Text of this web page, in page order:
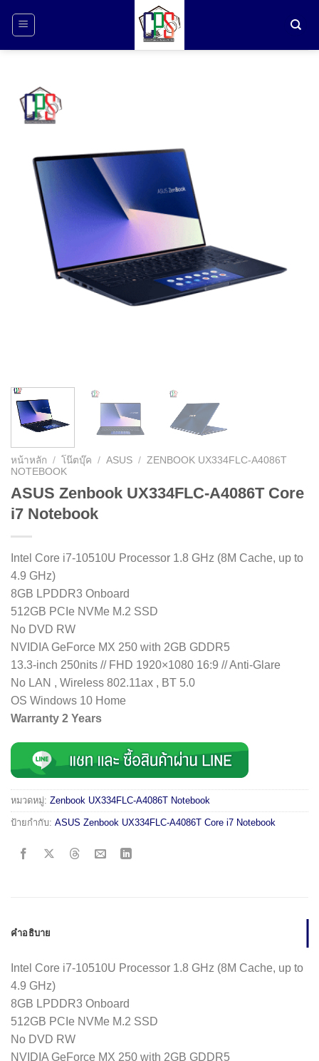
หน้าหลัก / โน๊ตบุ๊ค / ASUS / ZENBOOK UX334FLC-A4086T
NOTEBOOK
ASUS Zenbook UX334FLC-A4086T Core
i7 Notebook
Intel Core i7-10510U Processor 1.8 GHz (8M Cache, up to
4.9 GHz)
8GB LPDDR3 Onboard
512GB PCIe NVMe M.2 SSD
No DVD RW
NVIDIA GeForce MX 250 with 2GB GDDR5
13.3-inch 250nits // FHD 1920×1080 16:9 // Anti-Glare
No LAN , Wireless 802.11ax , BT 5.0
OS Windows 10 Home
Warranty 2 Years
หมวดหมู่: Zenbook UX334FLC-A4086T Notebook
ป้ายกำกับ: ASUS Zenbook UX334FLC-A4086T Core i7 Notebook
คำอธิบาย
Intel Core i7-10510U Processor 1.8 GHz (8M Cache, up to
4.9 GHz)
8GB LPDDR3 Onboard
512GB PCIe NVMe M.2 SSD
No DVD RW
NVIDIA GeForce MX 250 with 2GB GDDR5